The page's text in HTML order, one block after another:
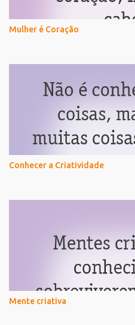
Mulher é Coração
Conhecer a Criatividade
Mente criativa